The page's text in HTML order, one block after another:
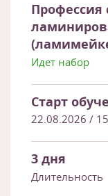
Профессия
Идет набор
Старт
22.08.2026 /
3 дня
Длительность